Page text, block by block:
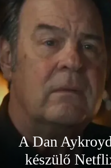
A Dan
készülő